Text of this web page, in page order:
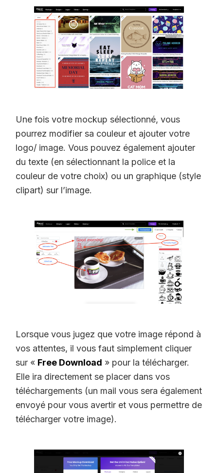
Une fois votre mockup sélectionné, vous
pourrez modifier sa couleur et ajouter votre
logo/ image. Vous pouvez également ajouter
du texte (en sélectionnant la police et la
couleur de votre choix) ou un graphique (style
clipart) sur l’image.
Lorsque vous jugez que votre image répond à
vos attentes, il vous faut simplement cliquer
sur « Free Download » pour la télécharger.
Elle ira directement se placer dans vos
téléchargements (un mail vous sera également
envoyé pour vous avertir et vous permettre de
télécharger votre image).